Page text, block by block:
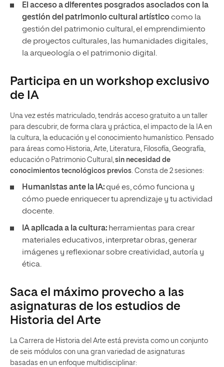
El acceso a diferentes posgrados asociados con la
gestión del patrimonio cultural artísticocomo la
gestión del patrimonio cultural, el emprendimiento
de proyectos culturales, las humanidades digitales,
la arqueología o el patrimonio digital.
Participa en un workshop exclusivo
de IA
Una vez estés matriculado, tendrás acceso gratuito a un taller
para descubrir, de forma clara y práctica, el impacto de la IA en
la cultura, la educación y el conocimiento humanístico. Pensado
para áreas como Historia, Arte, Literatura, Filosofía, Geografía,
educación o Patrimonio Cultural,sin necesidad de
conocimientos tecnológicos previos. Consta de 2 sesiones:
Humanistas ante la IA:qué es, cómo funciona y
cómo puede enriquecer tu aprendizaje y tu actividad
docente.
IA aplicada a la cultura: herramientas para crear
materiales educativos, interpretar obras, generar
imágenes y reflexionar sobre creatividad, autoría y
ética.
Saca el máximo provecho a las
asignaturas de los estudios de
Historia del Arte
La Carrera de Historia del Arte está prevista como un conjunto
de seis módulos con una gran variedad de asignaturas
basadas en un enfoque multidisciplinar: